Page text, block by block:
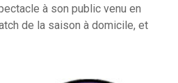
à son public venu en
de la saison à domicile, et